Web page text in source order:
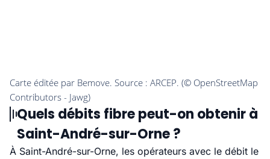
Quels débits fibre peut-on obtenir à
Saint-André-sur-Orne ?
À Saint-André-sur-Orne, les opérateurs avec le débit le